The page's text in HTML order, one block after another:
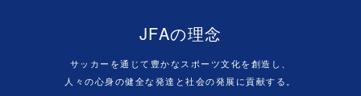
JFAの理念
サッカーを通じて豊かなスポーツ文化を創造し、
人々の心身の健全な発達と社会の発展に貢献する。